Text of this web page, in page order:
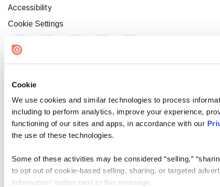
Cookie
We use cookies and similar technologies to process
including to perform analytics, improve your experience,
functioning of our sites and apps, in accordance with our
the use of these technologies.
Some of these activities may be considered “selling,”
to opt out of cookie-based selling, sharing, or targeted
Information” button next to this message.
Accessibility
Cookie Settings